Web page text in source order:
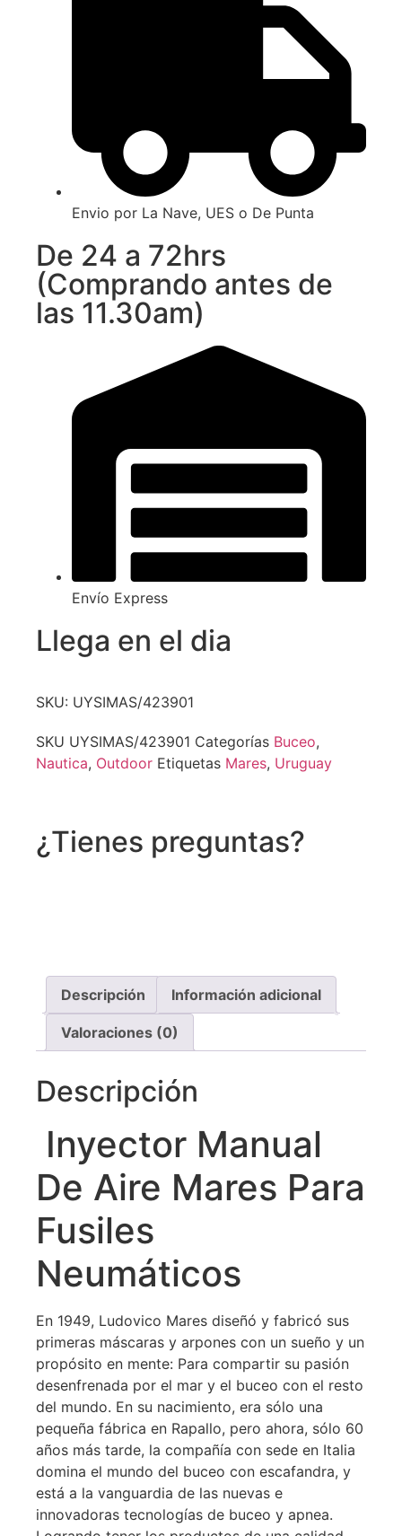
Envio por La Nave, UES o De Punta
De 24 a 72hrs
(Comprando antes de
las 11.30am)
Envío Express
Llega en el dia
SKU: UYSIMAS/423901
SKU UYSIMAS/423901 Categorías Buceo,
Nautica, Outdoor Etiquetas Mares, Uruguay
¿Tienes preguntas?
Descripción Información adicional
Valoraciones (0)
Descripción
Inyector Manual
De Aire Mares Para
Fusiles
Neumáticos
En 1949, Ludovico Mares diseñó y fabricó sus
primeras máscaras y arpones con un sueño y un
propósito en mente: Para compartir su pasión
desenfrenada por el mar y el buceo con el resto
del mundo. En su nacimiento, era sólo una
pequeña fábrica en Rapallo, pero ahora, sólo 60
años más tarde, la compañía con sede en Italia
domina el mundo del buceo con escafandra, y
está a la vanguardia de las nuevas e
innovadoras tecnologías de buceo y apnea.